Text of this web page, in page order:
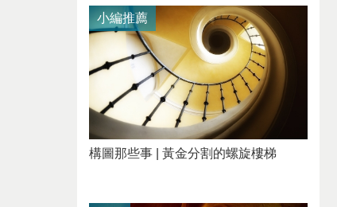
構圖那些事 | 黃金分割的螺旋樓梯
小編推薦